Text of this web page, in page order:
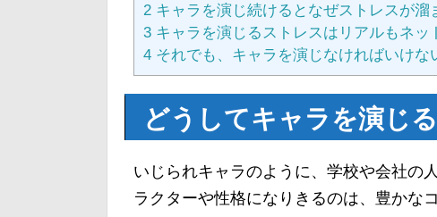
2 キャラを演じ続けるとなぜストレスが溜
3 キャラを演じるストレスはリアルもネッ
4 それでも、キャラを演じなければいけな
どうしてキャラを演じ
いじられキャラのように、学校や会社の
ラクターや性格になりきるのは、豊かな